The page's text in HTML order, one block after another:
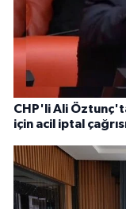
CHP'li Ali
için acil iptal